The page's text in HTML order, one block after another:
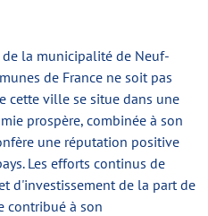
la municipalité de Neuf-
de France ne soit pas
cette ville se situe dans une
prospère, combinée à son
une réputation positive
Les efforts continus de
d'investissement de la part de
contribué à son